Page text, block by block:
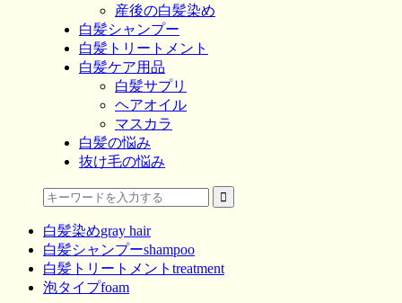
産後の白髪染め
白髪シャンプー
白髪トリートメント
白髪ケア用品
白髪サプリ
ヘアオイル
マスカラ
白髪の悩み
抜け毛の悩み
白髪染めgray hair
白髪シャンプーshampoo
白髪トリートメント treatment
泡タイプfoam